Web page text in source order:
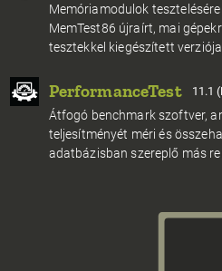
Memóriamodulok
MemTest86 újraírt, mai
tesztekkel kiegészített
PerformanceTest 11.1
Átfogó benchmark szoftver,
teljesítményét méri és
adatbázisban szereplő más